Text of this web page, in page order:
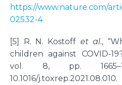
https://www.nature.com/
02532-4
[5] R. N. Kostoff et al.,
children against COVID-
vol. 8, pp.
10.1016/j.toxrep.2021.08.010.